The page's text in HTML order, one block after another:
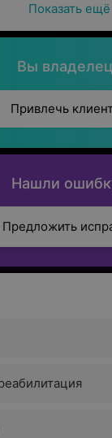
Показать ещё
Вы
Привлечь
Нашли
Предложить